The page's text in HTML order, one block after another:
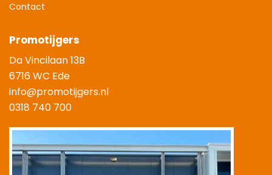
Contact
Promotijgers
Da Vincilaan 13B
6716 WC Ede
info@promotijgers.nl
0318 740 700